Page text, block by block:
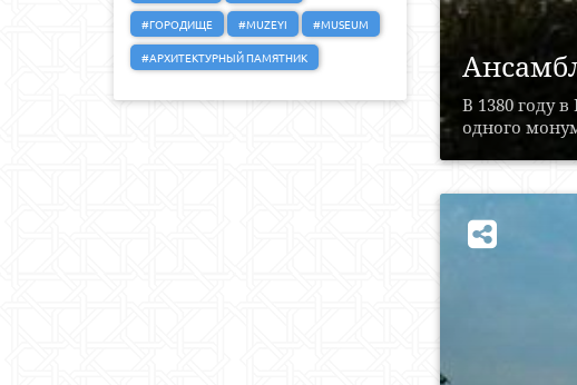
#ГОРОДИЩЕ
#MUZEYI
#MUSEUM
#АРХИТЕКТУРНЫЙ ПАМЯТНИК
В 1380 году
одного